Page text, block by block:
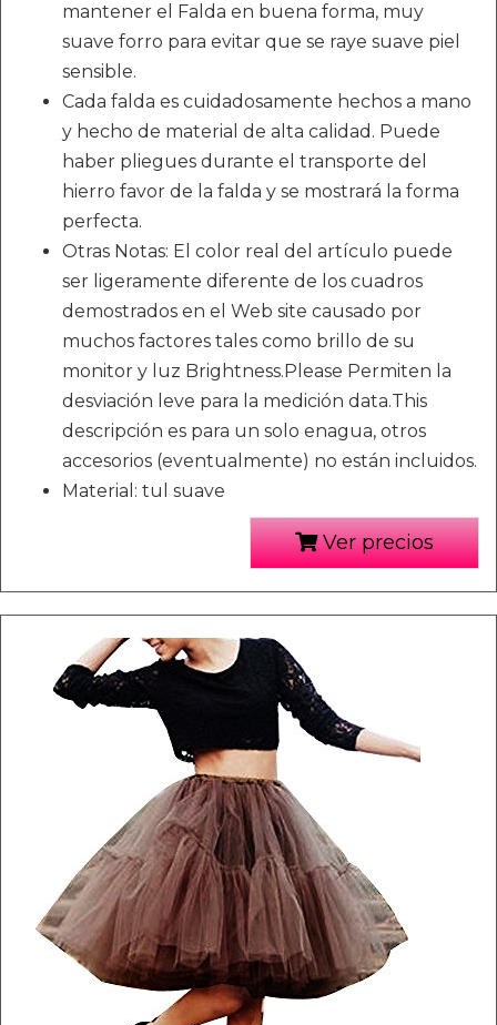
mantener el Falda en buena forma, muy
suave forro para evitar que se raye suave piel
sensible.
Cada falda es cuidadosamente hechos a mano
y hecho de material de alta calidad. Puede
haber pliegues durante el transporte del
hierro favor de la falda y se mostrará la forma
perfecta.
Otras Notas: El color real del artículo puede
ser ligeramente diferente de los cuadros
demostrados en el Web site causado por
muchos factores tales como brillo de su
monitor y luz Brightness.Please Permiten la
desviación leve para la medición data.This
descripción es para un solo enagua, otros
accesorios (eventualmente) no están incluidos.
Material: tul suave
Ver precios